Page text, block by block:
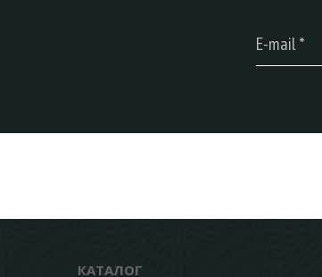
КАТАЛОГ